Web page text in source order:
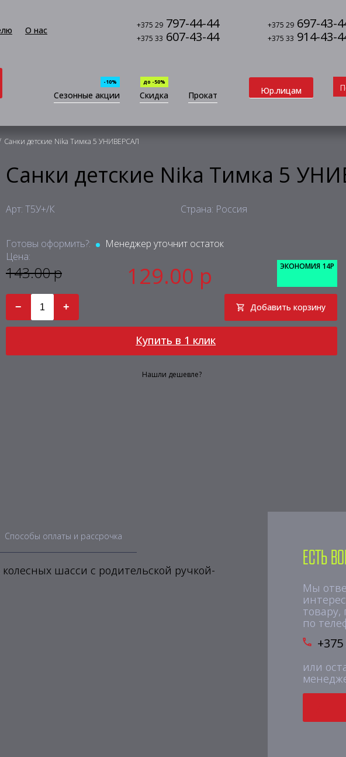
О нас +375 29 797-44-44 +375 29 697-43-
+375 33 607-43-44 +375 33 914-43-
Сезонные акции
-10%
Скидка
до -50%
Прокат Юр.лицам
Санки детские Nika Тимка 5 УНИВЕРСАЛ
Санки детские Nika Тимка 5
Арт: Т5У+/К Страна: Россия
Готовы оформить?:
Менеджер уточнит остаток
Цена:
143.00 р 129.00 р ЭКОНОМИЯ 14Р
− + Добавить корзину
Купить в 1 клик
Нашли дешевле?
Способы оплаты и рассрочка
шасси с родительской ручкой-
Есть
Мы
товару,
по
или